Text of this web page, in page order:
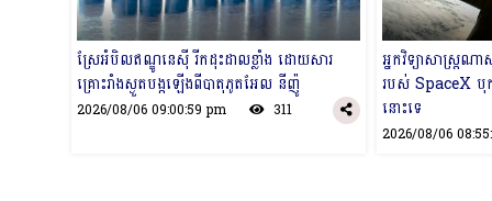
ស្រែអំបិលឥណ្ឌូនេស៊ី រីកដុះដាលខ្លាំង ដោយសារ
គ្រោះរាំងស្ងួតបង្កឡើងពីបាតុភូតអែល នីញ៉ូ
2026/08/06 09:00:59 pm 311
អ្នកវិទ្យាសាស្រ្ត
របស់ SpaceX បុ
នោះទេ
2026/08/06